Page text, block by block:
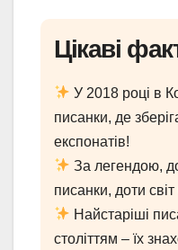
Цікаві
У 2018 році в
писанки, де
експонатів!
За легендою,
писанки, доти
Найстаріші
століттям – їх